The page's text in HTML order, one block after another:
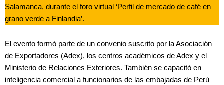
Salamanca, durante el foro virtual ‘Perfil de mercado de café en
grano verde a Finlandia’.
El evento formó parte de un convenio suscrito por la Asociación
de Exportadores (Adex), los centros académicos de Adex y el
Ministerio de Relaciones Exteriores. También se capacitó en
inteligencia comercial a funcionarios de las embajadas de Perú